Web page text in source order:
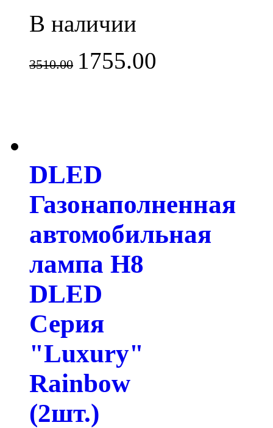
В наличии
3510.00 1755.00
DLED
Газонаполненная
автомобильная
лампа H8
DLED
Серия
"Luxury"
Rainbow
(2шт.)